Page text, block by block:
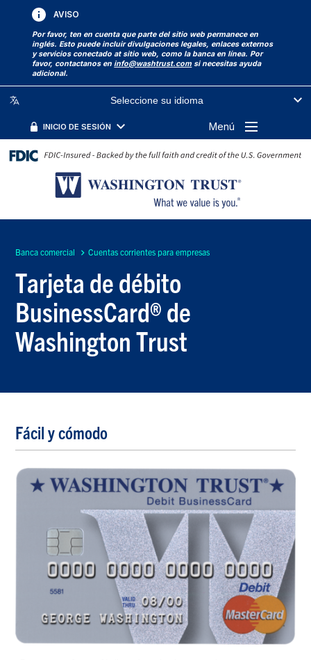
AVISO
Por favor, ten en cuenta que parte del sitio web permanece en
inglés. Esto puede incluir divulgaciones legales, enlaces externos
y servicios conectado at sitio web, como la banca en línea. Por
favor, contactanos eninfo@washtrust.com si necesitas ayuda
adicional.
Seleccione su idioma
INICIO DE SESIÓN Menú
Banca comercial Cuentas corrientes para empresas
Tarjeta de débito
BusinessCard® de
Washington Trust
Fácil y cómodo